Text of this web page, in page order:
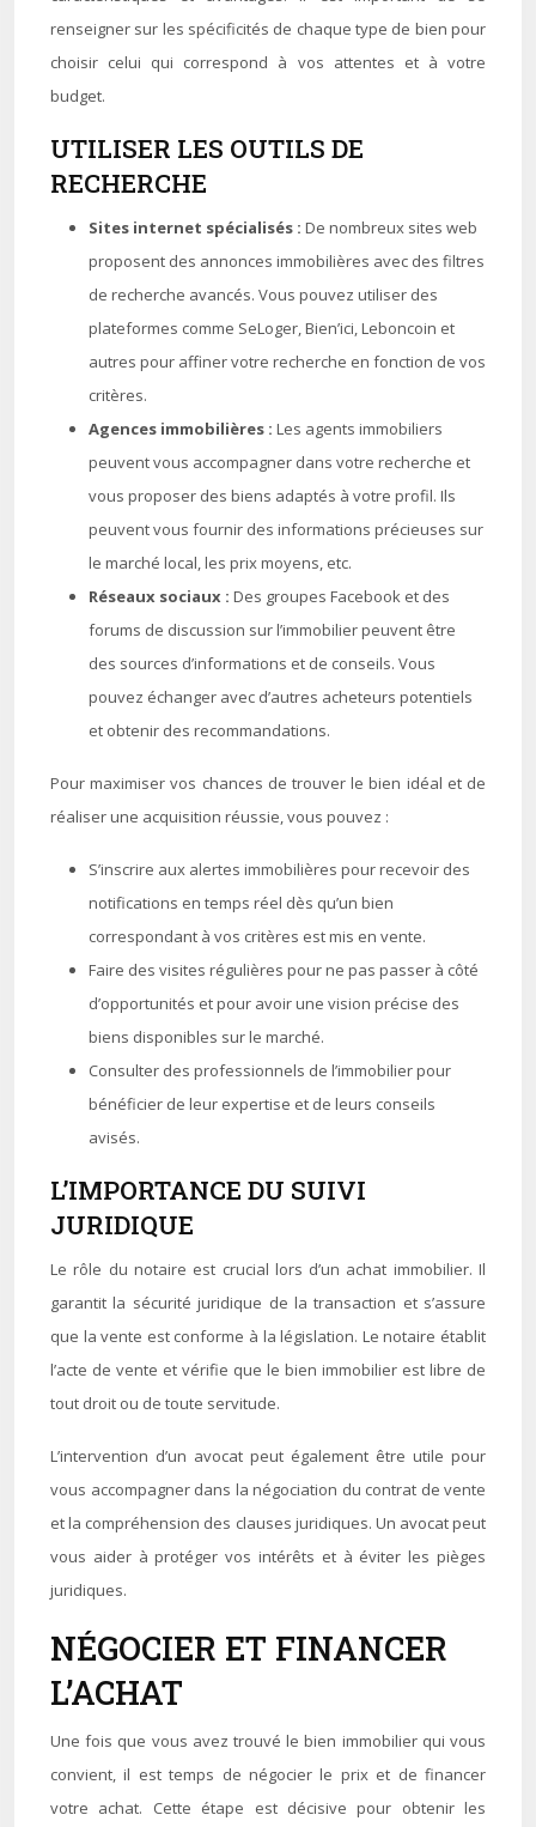
renseigner sur les spécificités de chaque type de bien pour
choisir celui qui correspond à vos attentes et à votre
budget.
UTILISER LES OUTILS DE
RECHERCHE
Sites internet spécialisés : De nombreux sites web
proposent des annonces immobilières avec des filtres
de recherche avancés. Vous pouvez utiliser des
plateformes comme SeLoger, Bien’ici, Leboncoin et
autres pour affiner votre recherche en fonction de vos
critères.
Agences immobilières : Les agents immobiliers
peuvent vous accompagner dans votre recherche et
vous proposer des biens adaptés à votre profil. Ils
peuvent vous fournir des informations précieuses sur
le marché local, les prix moyens, etc.
Réseaux sociaux : Des groupes Facebook et des
forums de discussion sur l’immobilier peuvent être
des sources d’informations et de conseils. Vous
pouvez échanger avec d’autres acheteurs potentiels
et obtenir des recommandations.
Pour maximiser vos chances de trouver le bien idéal et de
réaliser une acquisition réussie, vous pouvez :
S’inscrire aux alertes immobilières pour recevoir des
notifications en temps réel dès qu’un bien
correspondant à vos critères est mis en vente.
Faire des visites régulières pour ne pas passer à côté
d’opportunités et pour avoir une vision précise des
biens disponibles sur le marché.
Consulter des professionnels de l’immobilier pour
bénéficier de leur expertise et de leurs conseils
avisés.
L’IMPORTANCE DU SUIVI
JURIDIQUE
Le rôle du notaire est crucial lors d’un achat immobilier. Il
garantit la sécurité juridique de la transaction et s’assure
que la vente est conforme à la législation. Le notaire établit
l’acte de vente et vérifie que le bien immobilier est libre de
tout droit ou de toute servitude.
L’intervention d’un avocat peut également être utile pour
vous accompagner dans la négociation du contrat de vente
et la compréhension des clauses juridiques. Un avocat peut
vous aider à protéger vos intérêts et à éviter les pièges
juridiques.
NÉGOCIER ET FINANCER
L’ACHAT
Une fois que vous avez trouvé le bien immobilier qui vous
convient, il est temps de négocier le prix et de financer
votre achat. Cette étape est décisive pour obtenir les